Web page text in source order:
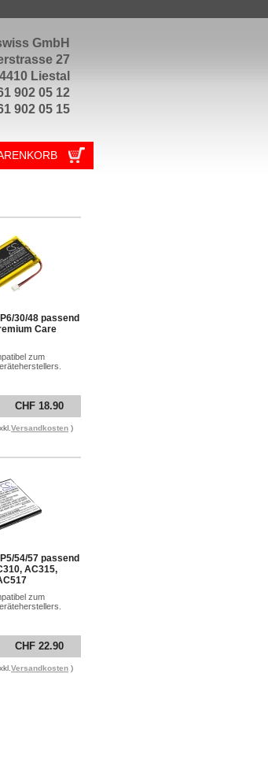
GmbH
27
4410 Liestal
902 05 12
902 05 15
30/48 passend
Care
zum
CHF 18.90
Versandkosten )
54/57 passend
AC315,
zum
CHF 22.90
Versandkosten )